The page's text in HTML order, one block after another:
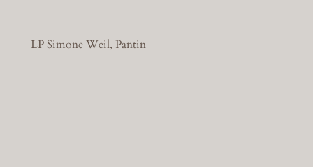
LP Simone Weil, Pantin